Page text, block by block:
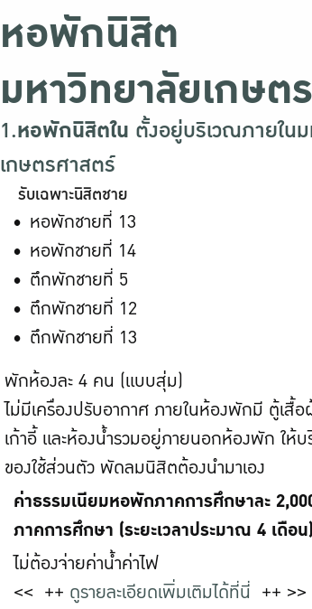
หอพักนิสิต
มหาวิทยาลัยเกษต
1.หอพักนิสิตใน ตั้งอยู่บริเวณภายใน
เกษตรศาสตร์
รับเฉพาะนิสิตชาย
หอพักชายที่ 13
หอพักชายที่ 14
ตึกพักชายที่ 5
ตึกพักชายที่ 12
ตึกพักชายที่ 13
พักห้องละ 4 คน (แบบสุ่ม)
ไม่มีเครื่องปรับอากาศ ภายในห้องพักมี ตู้เสื้อ
เก้าอี้ และห้องน้ำรวมอยู่ภายนอกห้องพัก ให้
ของใช้ส่วนตัว พัดลมนิสิตต้องนำมาเอง
ค่าธรรมเนียมหอพักภาคการศึกษาละ
ภาคการศึกษา (ระยะเวลาประมาณ 4 เดือน)
ไม่ต้องจ่ายค่าน้ำค่าไฟ
<< ++ ดูรายละเอียดเพิ่มเติมได้ที่นี่ ++ >>